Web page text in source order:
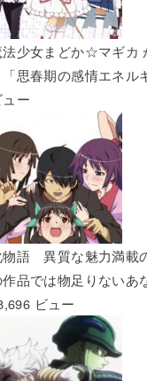
少女まどか☆マギカ
思春期の感情エネル
ー
物語 異質な魅力満載
品では物足りないあ
ビュー